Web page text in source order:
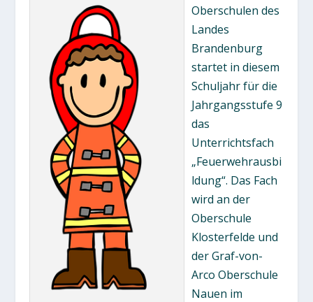
Oberschulen des
Landes
Brandenburg
startet in diesem
Schuljahr für die
Jahrgangsstufe 9
das
Unterrichtsfach
„Feuerwehrausbi
ldung“. Das Fach
wird an der
Oberschule
Klosterfelde und
der Graf-von-
Arco Oberschule
Nauen im